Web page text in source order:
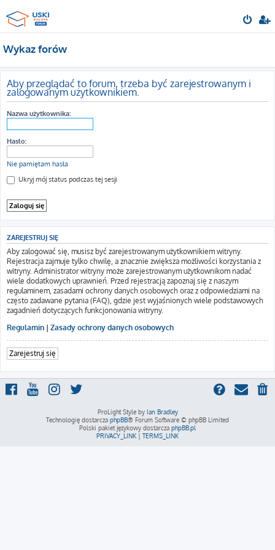
Wykaz forów
Aby przeglądać to forum, trzeba być zarejestrowanym i
zalogowanym użytkownikiem.
Nazwa użytkownika:
Hasło:
Nie pamiętam hasła
Ukryj mój status podczas tej sesji
ZAREJESTRUJ SIĘ
Aby zalogować się, musisz być zarejestrowanym użytkownikiem witryny.
Rejestracja zajmuje tylko chwilę, a znacznie zwiększa możliwości korzystania z
witryny. Administrator witryny może zarejestrowanym użytkownikom nadać
wiele dodatkowych uprawnień. Przed rejestracją zapoznaj się z naszym
regulaminem, zasadami ochrony danych osobowych oraz z odpowiedziami na
często zadawane pytania (FAQ), gdzie jest wyjaśnionych wiele podstawowych
zagadnień dotyczących funkcjonowania witryny.
Regulamin | Zasady ochrony danych osobowych
Zarejestruj się
ProLight Style by Ian Bradley
Technologię dostarcza phpBB® Forum Software © phpBB Limited
Polski pakiet językowy dostarcza phpBB.pl
PRIVACY_LINK | TERMS_LINK